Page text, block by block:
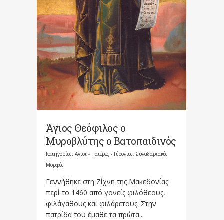
Άγιος Θεόφιλος ο
Μυροβλύτης ο Βατοπαιδινός
Κατηγορίες: Άγιοι - Πατέρες - Γέροντες, Συναξαριακές
Μορφές
Γεννήθηκε στη Ζίχνη της Μακεδονίας
περί το 1460 από γονείς φιλόθεους,
φιλάγαθους και φιλάρετους. Στην
πατρίδα του έμαθε τα πρώτα...